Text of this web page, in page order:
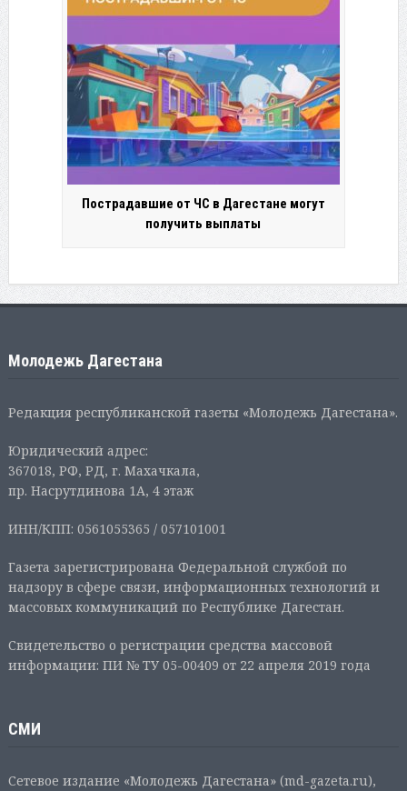
Пострадавшие от ЧС в Дагестане могут
получить выплаты
Молодежь Дагестана
Редакция республиканской газеты «Молодежь Дагестана».
Юридический адрес:
367018, РФ, РД, г. Махачкала,
пр. Насрутдинова 1А, 4 этаж
ИНН/КПП: 0561055365 / 057101001
Газета зарегистрирована Федеральной службой по
надзору в сфере связи, информационных технологий и
массовых коммуникаций по Республике Дагестан.
Свидетельство о регистрации средства массовой
информации: ПИ № ТУ 05-00409 от 22 апреля 2019 года
СМИ
Сетевое издание «Молодежь Дагестана» (md-gazeta.ru),